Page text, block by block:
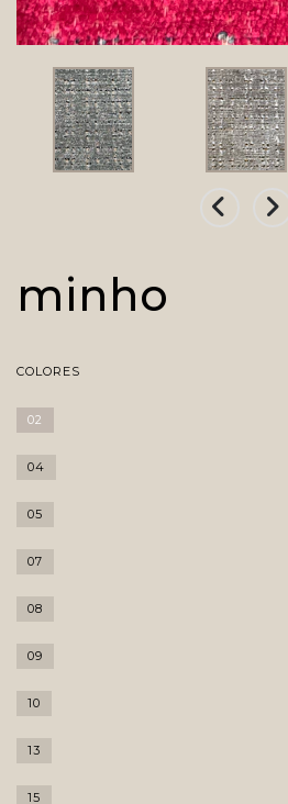
minho
COLORES
02
04
05
07
08
09
10
13
15